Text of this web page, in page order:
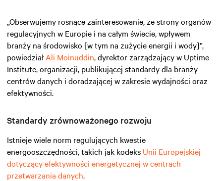
„Obserwujemy rosnące zainteresowanie, ze strony organów
regulacyjnych w Europie i na całym świecie, wpływem
branży na środowisko [w tym na zużycie energii i wody]”,
powiedział Ali Moinuddin, dyrektor zarządzający w Uptime
Institute, organizacji, publikującej standardy dla branży
centrów danych i doradzającej w zakresie wydajności oraz
efektywności.
Standardy zrównoważonego rozwoju
Istnieje wiele norm regulujących kwestie
energooszczędności, takich jak kodeks Unii Europejskiej
dotyczący efektywności energetycznej w centrach
przetwarzania danych.